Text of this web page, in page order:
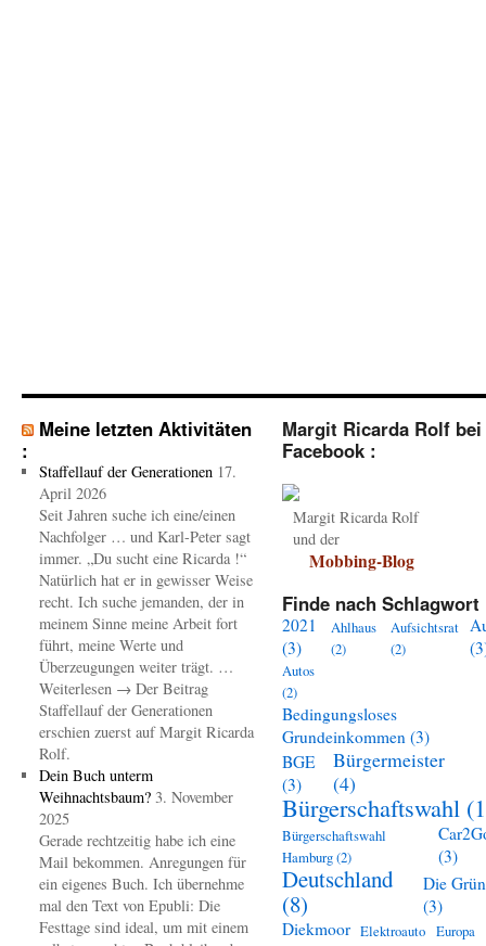
Meine letzten Aktivitäten
:
Staffellauf der Generationen 17.
April 2026
Seit Jahren suche ich eine/einen
Nachfolger … und Karl-Peter sagt
immer. „Du sucht eine Ricarda !“
Natürlich hat er in gewisser Weise
recht. Ich suche jemanden, der in
meinem Sinne meine Arbeit fort
führt, meine Werte und
Überzeugungen weiter trägt. …
Weiterlesen → Der Beitrag
Staffellauf der Generationen
erschien zuerst auf Margit Ricarda
Rolf.
Dein Buch unterm
Weihnachtsbaum? 3. November
2025
Gerade rechtzeitig habe ich eine
Mail bekommen. Anregungen für
ein eigenes Buch. Ich übernehme
mal den Text von Epubli: Die
Festtage sind ideal, um mit einem
Margit Ricarda Rolf bei
Facebook :
Margit Ricarda Rolf
und der
Mobbing-Blog
Finde nach Schlagwort
2021
(3)
Ahlhaus
(2)
Aufsichtsrat
(2)
Autos
(2)
Bedingungsloses
Grundeinkommen (3)
BGE
(3)
Bürgermeister
(4)
Bürgerschaftswahl
Bürgerschaftswahl
Hamburg(2)
(3)
Deutschland
(8)
Die
(3)
Diekmoor Elektroauto Europa